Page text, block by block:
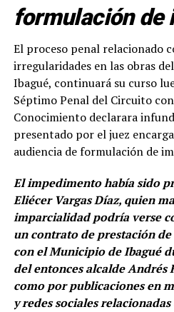
formulación de
El proceso penal relacionado
irregularidades en las obras
Ibagué, continuará su curso
Séptimo Penal del Circuito
Conocimiento declarara
presentado por el juez
audiencia de formulación de
El impedimento había sido
Eliécer Vargas Díaz, quien
imparcialidad podría verse
un contrato de prestación
con el Municipio de Ibagué
del entonces alcalde Andrés
como por publicaciones en
y redes sociales